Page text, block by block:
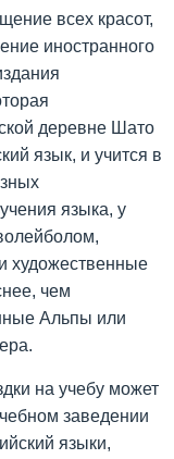
всех красот,
иностранного
деревне Шато
язык, и учится в
языка, у
художественные
чем
Альпы или
на учебу может
заведении
языки,